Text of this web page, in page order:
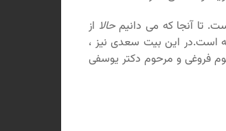
تا آنجا که می دانیمحالا از
است.در این بیت سعدی نیز ،
فروغی و مرحوم دکتر یوسفی